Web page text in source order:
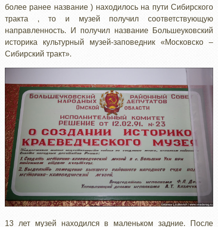
более ранее название ) находилось на пути Сибирского
тракта , то и музей получил соответствующую
направленность. И получил название Большеуковский
историка культурный музей-заповедник «Московско –
Сибирский тракт».
13 лет музей находился в маленьком задние. После